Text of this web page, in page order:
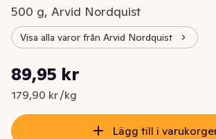
500 g, Arvid Nordquist
Visa alla varor från Arvid Nordquist
Nuvarande pris är: 89,95 kr
89,95 kr
179,90 kr /kg
Styckpris: 179,90 kr /kg
Lägg till i